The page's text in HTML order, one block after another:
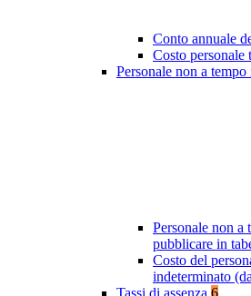
Conto annuale
Costo personale
Personale non a
Personale non a
pubblicare in
Costo del
indeterminato